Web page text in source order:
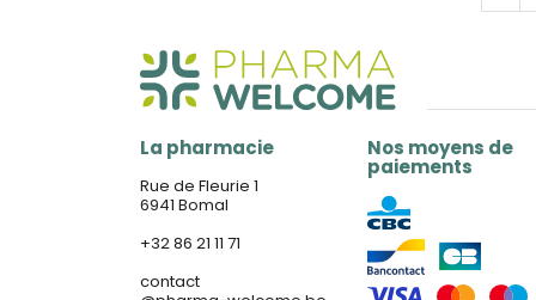
La pharmacie
Rue de Fleurie 1
6941 Bomal
+32 86 21 11 71
contact
Nos moyens de
paiements